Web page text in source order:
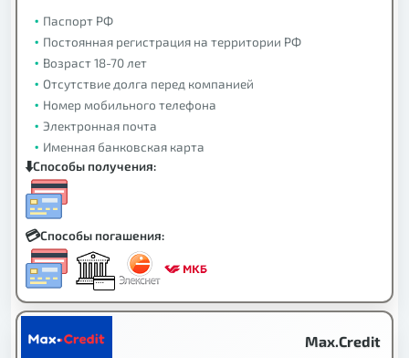
Паспорт РФ
Постоянная регистрация на территории РФ
Возраст 18-70 лет
Отсутствие долга перед компанией
Номер мобильного телефона
Электронная почта
Именная банковская карта
Способы получения:
Способы погашения:
Max.Credit